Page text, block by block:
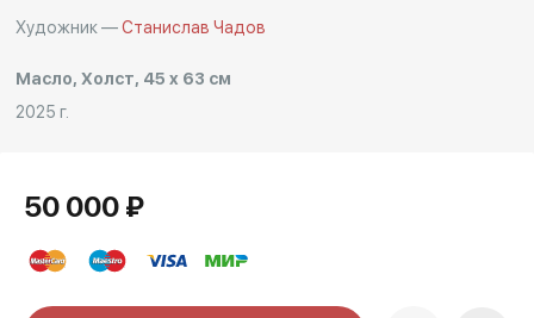
Художник —Станислав Чадов
Масло, Холст, 45 x 63 см
2025 г.
50 000 ₽